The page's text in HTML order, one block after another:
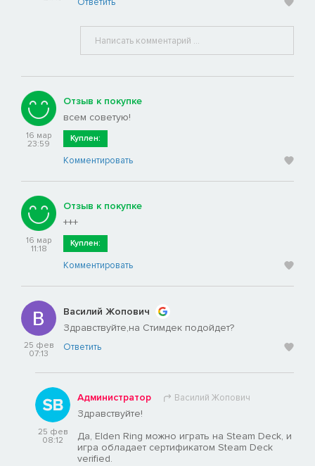
16 мар
23:59
Отзыв к покупке
всем советую!
Куплен:
Комментировать
16 мар
11:18
Отзыв к покупке
+++
Куплен:
Комментировать
25 фев
07:13
Василий Жопович
Здравствуйте,на Стимдек подойдет?
Ответить
25 фев
08:12
Администратор Василий Жопович
Здравствуйте!
Да, Elden Ring можно играть на Steam Deck, и
игра обладает сертификатом Steam Deck
verified.